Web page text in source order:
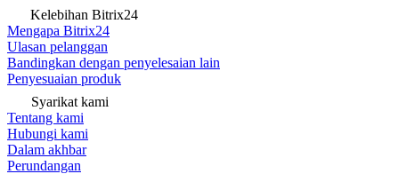
Kelebihan Bitrix24
Mengapa Bitrix24
Ulasan pelanggan
Bandingkan dengan penyelesaian lain
Penyesuaian produk
Syarikat kami
Tentang kami
Hubungi kami
Dalam akhbar
Perundangan